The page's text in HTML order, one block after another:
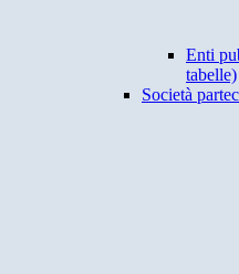
Enti
tabelle)
Società